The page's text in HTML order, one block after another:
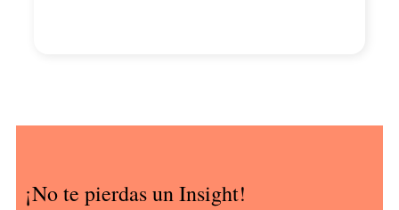
¡No te pierdas un Insight!